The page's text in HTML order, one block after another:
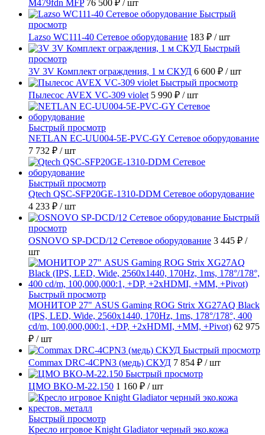
M479fdn MFP 76 500 ₽ / шт
Быстрый
просмотр
Lazso WC111-40 Сетевое оборудование 183 ₽ / шт
Быстрый
просмотр
3V 3V Комплект ограждения, 1 м СКУД 6 600 ₽ / шт
Быстрый просмотр
Пылесос AVEX VC-309 violet 5 990 ₽ / шт
Быстрый просмотр
NETLAN EC-UU004-5E-PVC-GY Сетевое оборудование
7 732 ₽ / шт
Быстрый просмотр
Qtech QSC-SFP20GE-1310-DDM Сетевое оборудование
4 233 ₽ / шт
Быстрый
просмотр
OSNOVO SP-DCD/12 Сетевое оборудование 3 445 ₽ /
шт
Быстрый просмотр
МОНИТОР 27" ASUS Gaming ROG Strix XG27AQ Black
(IPS, LED, Wide, 2560x1440, 170Hz, 1ms, 178°/178°, 400
cd/m, 100,000,000:1, +DP, +2хHDMI, +MM, +Pivot) 62 975
₽ / шт
Быстрый просмотр
Commax DRC-4CPN3 (медь) СКУД 7 854 ₽ / шт
Быстрый просмотр
ЦМО ВКО-М-22.150 1 160 ₽ / шт
Быстрый просмотр
Кресло игровое Knight Gladiator черный эко.кожа